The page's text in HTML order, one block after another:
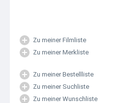
Zu meiner Filmliste
Zu meiner Merkliste
Zu meiner Bestellliste
Zu meiner Suchliste
Zu meiner Wunschliste